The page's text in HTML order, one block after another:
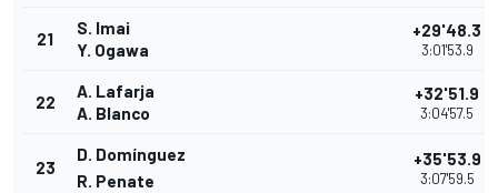
21
S. Imai
Y. Ogawa
+29'48.3
3:01'53.9
22
A. Lafarja
A. Blanco
+32'51.9
3:04'57.5
23
D. Domínguez
R. Penate
+35'53.9
3:07'59.5